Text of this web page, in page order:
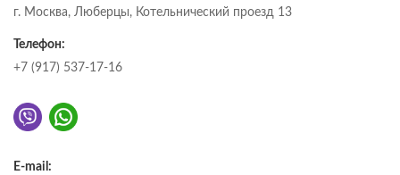
г. Москва, Люберцы, Котельнический проезд 13
Телефон:
+7 (917) 537-17-16
E-mail: